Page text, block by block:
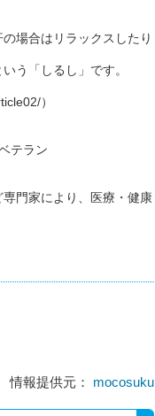
場合はリラックスしたり
う「しるし」です。
）
テラン
門家により、医療・健康
情報提供元： mocosuku